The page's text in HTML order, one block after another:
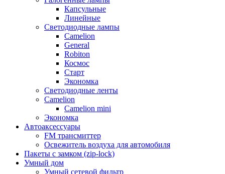
Капсульные
Линейные
Светодиодные лампы
Camelion
General
Robiton
Космос
Старт
Экономка
Светодиодные ленты
Camelion
Camelion mini
Экономка
Автоаксессуары
FM трансмиттер
Освежитель воздуха для автомобиля
Пакеты с замком (zip-lock)
Умный дом
Умный сетевой фильтр